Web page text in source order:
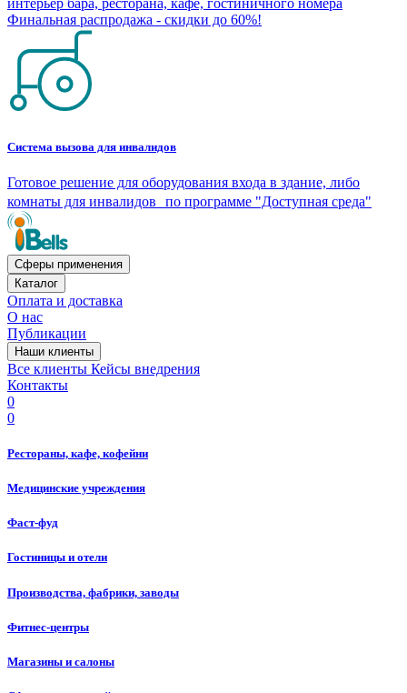
интерьер бара, ресторана, кафе, гостиничного номера
Финальная распродажа - скидки до 60%!
Система вызова для инвалидов
Готовое решение для оборудования входа в здание, либо
комнаты для инвалидов по программе "Доступная среда"
Сферы применения
Каталог
Оплата и доставка
О нас
Публикации
Наши клиенты
Все клиенты Кейсы внедрения
Контакты
0
0
Рестораны, кафе, кофейни
Медицинские учреждения
Фаст-фуд
Гостиницы и отели
Производства, фабрики, заводы
Фитнес-центры
Магазины и салоны